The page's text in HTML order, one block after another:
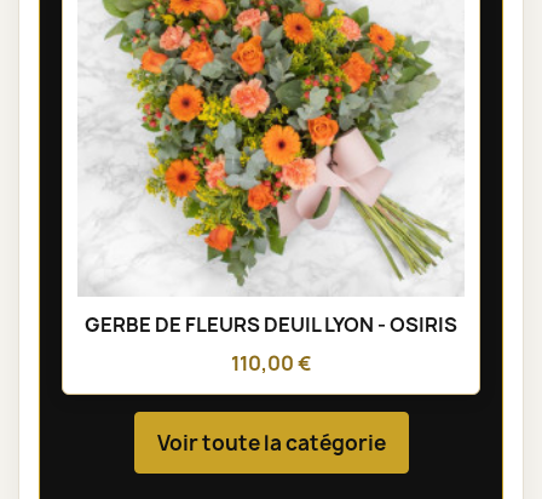
GERBE DE FLEURS DEUIL LYON - OSIRIS
110,00 €
Voir toute la catégorie